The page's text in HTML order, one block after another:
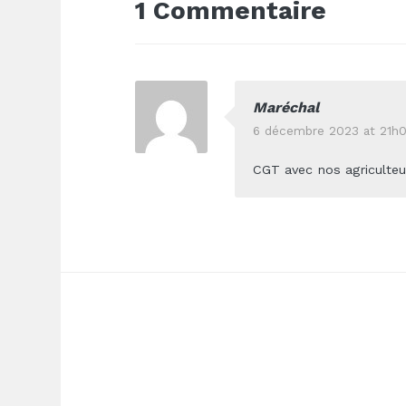
1 Commentaire
Maréchal
6 décembre 2023 at
CGT avec nos